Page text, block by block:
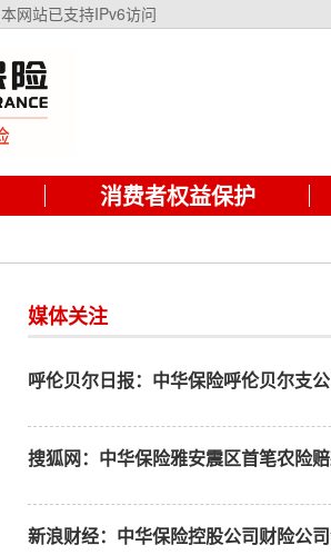
本网站已支持IPv6访问
消费者权益保护
媒体关注
呼伦贝尔日报：中华保险呼伦贝尔支
搜狐网：中华保险雅安震区首笔农险
新浪财经：中华保险控股公司财险公